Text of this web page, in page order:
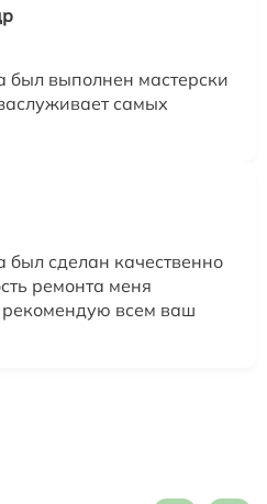
был выполнен мастерски
самых
был сделан качественно
ремонта меня
рекомендую всем ваш